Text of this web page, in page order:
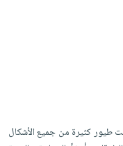
طيور كثيرة من جميع الأشكال